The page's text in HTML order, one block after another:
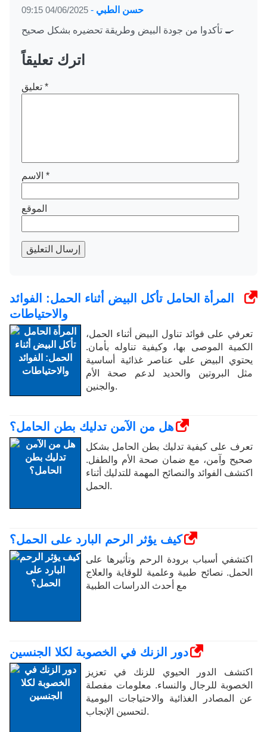
حسن الطبي -
04/06/2025 09:15
تأكدوا من جودة البيض وطريقة تحضيره بشكل صحيح 🍳
اترك تعليقاً
*
*
الموقع
إرسال التعليق
المرأة الحامل تأكل البيض أثناء الحمل: الفوائد
والاحتياطات
تعرفي على فوائد تناول البيض أثناء الحمل،
الكمية الموصى بها، وكيفية تناوله بأمان.
يحتوي البيض على عناصر غذائية أساسية
مثل البروتين والحديد لدعم صحة الأم
والجنين.
هل من الآمن تدليك بطن الحامل؟
تعرف على كيفية تدليك بطن الحامل بشكل
صحيح وآمن، مع ضمان صحة الأم والطفل.
اكتشف الفوائد والنصائح المهمة للتدليك أثناء
الحمل.
كيف يؤثر الرحم البارد على الحمل؟
اكتشفي أسباب برودة الرحم وتأثيرها على
الحمل. نصائح طبية وعلمية للوقاية والعلاج
مع أحدث الدراسات الطبية
دور الزنك في الخصوبة لكلا الجنسين
اكتشف الدور الحيوي للزنك في تعزيز
الخصوبة للرجال والنساء. معلومات مفصلة
عن المصادر الغذائية والاحتياجات اليومية
لتحسين الإنجاب.